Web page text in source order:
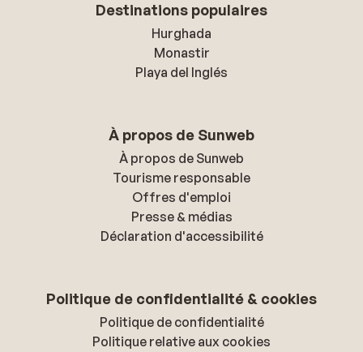
Destinations populaires
Hurghada
Monastir
Playa del Inglés
À propos de Sunweb
À propos de Sunweb
Tourisme responsable
Offres d'emploi
Presse & médias
Déclaration d'accessibilité
Politique de confidentialité & cookies
Politique de confidentialité
Politique relative aux cookies